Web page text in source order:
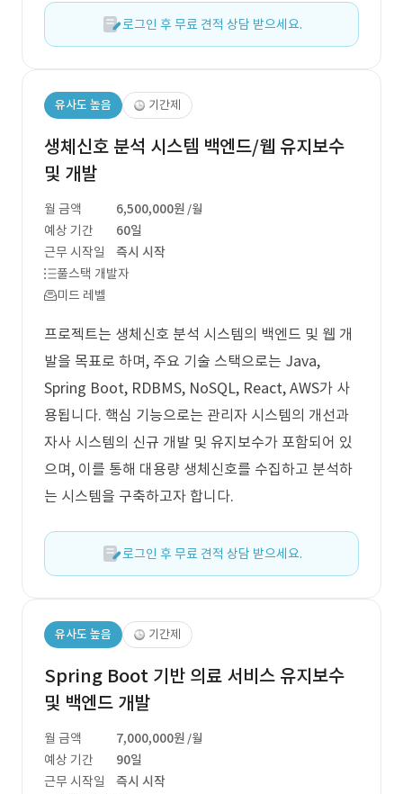
로그인 후 무료 견적 상담 받으세요.
유사도 높음 기간제
생체신호 분석 시스템 백엔드/웹 유지보수
및 개발
월 금액 6,500,000원 /월
예상 기간
60일
근무 시작일
즉시 시작
풀스택 개발자
미드 레벨
프로젝트는 생체신호 분석 시스템의 백엔드 및 웹 개
발을 목표로 하며, 주요 기술 스택으로는 Java,
Spring Boot, RDBMS, NoSQL, React, AWS가 사
용됩니다. 핵심 기능으로는 관리자 시스템의 개선과
자사 시스템의 신규 개발 및 유지보수가 포함되어 있
으며, 이를 통해 대용량 생체신호를 수집하고 분석하
는 시스템을 구축하고자 합니다.
로그인 후 무료 견적 상담 받으세요.
유사도 높음 기간제
Spring Boot 기반 의료 서비스 유지보수
및 백엔드 개발
월 금액 7,000,000원 /월
예상 기간
90일
근무 시작일
즉시 시작